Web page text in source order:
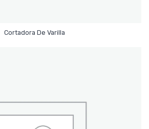
Cortadora De Varilla